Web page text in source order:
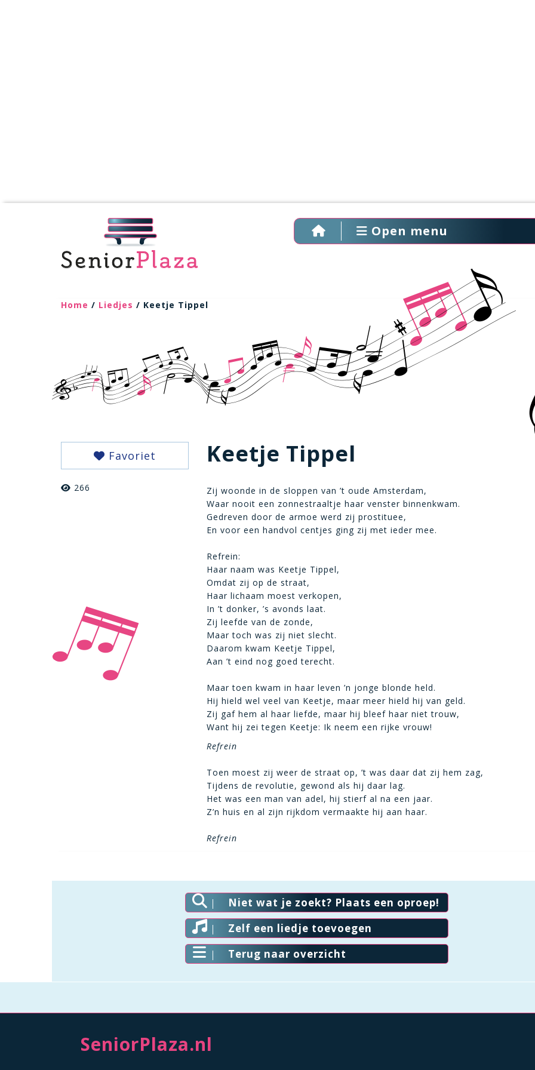
Open menu
Home / Liedjes / Keetje Tippel
Favoriet
266
Keetje Tippel
Zij woonde in de sloppen van ’t oude Amsterdam,
Waar nooit een zonnestraaltje haar venster binnenkwam.
Gedreven door de armoe werd zij prostituee,
En voor een handvol centjes ging zij met ieder mee.
Refrein:
Haar naam was Keetje Tippel,
Omdat zij op de straat,
Haar lichaam moest verkopen,
In ’t donker, ’s avonds laat.
Zij leefde van de zonde,
Maar toch was zij niet slecht.
Daarom kwam Keetje Tippel,
Aan ’t eind nog goed terecht.
Maar toen kwam in haar leven ’n jonge blonde held.
Hij hield wel veel van Keetje, maar meer hield hij van geld.
Zij gaf hem al haar liefde, maar hij bleef haar niet trouw,
Want hij zei tegen Keetje: Ik neem een rijke vrouw!
Refrein
Toen moest zij weer de straat op, ’t was daar dat zij hem zag,
Tijdens de revolutie, gewond als hij daar lag.
Het was een man van adel, hij stierf al na een jaar.
Z’n huis en al zijn rijkdom vermaakte hij aan haar.
Refrein
Niet wat je zoekt? Plaats een oproep!
Zelf een liedje toevoegen
Terug naar overzicht
SeniorPlaza.nl